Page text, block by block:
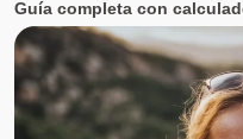
Guía completa con